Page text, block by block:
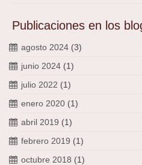
Publicaciones en los
agosto 2024 (3)
junio 2024 (1)
julio 2022 (1)
enero 2020 (1)
abril 2019 (1)
febrero 2019 (1)
octubre 2018 (1)